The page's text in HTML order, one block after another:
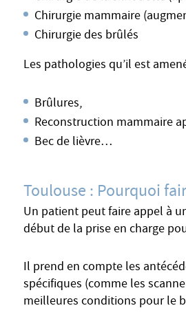
Chirurgie mammaire
Chirurgie des brûlés
Les pathologies qu’il est
Brûlures,
Reconstruction mammaire
Bec de lièvre…
Toulouse : Pourquoi
Un patient peut faire appel à
début de la prise en charge
Il prend en compte les
spécifiques (comme les
meilleures conditions pour le